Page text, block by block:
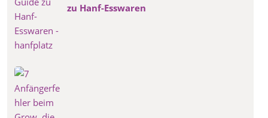
zu Hanf-Esswaren